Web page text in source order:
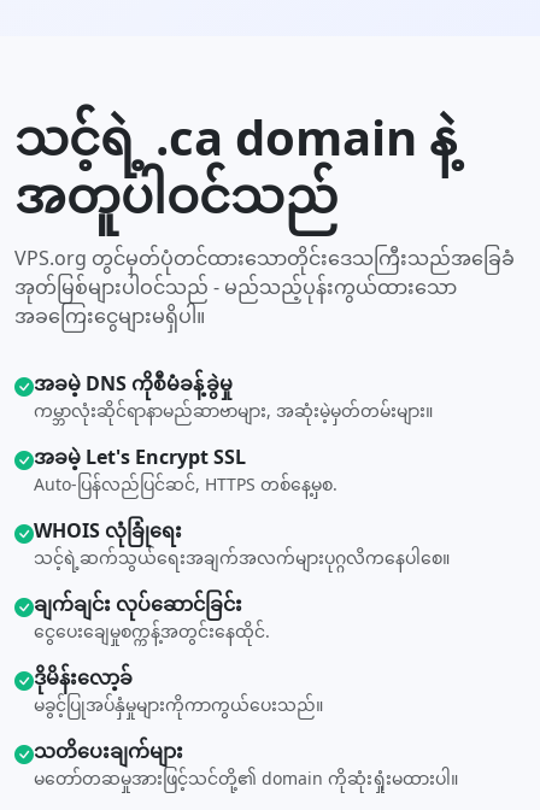
သင့်ရဲ့ .ca domain နဲ့
အတူပါဝင်သည်
VPS.org တွင်မှတ်ပုံတင်ထားသောတိုင်းဒေသကြီးသည်အခြေခံ
အုတ်မြစ်များပါဝင်သည် - မည်သည့်ပုန်းကွယ်ထားသော
အခကြေးငွေများမရှိပါ။
အခမဲ့ DNS ကိုစီမံခန့်ခွဲမှု
ကမ္ဘာလုံးဆိုင်ရာနာမည်ဆာဗာများ, အဆုံးမဲ့မှတ်တမ်းများ။
အခမဲ့ Let's Encrypt SSL
Auto-ပြန်လည်ပြင်ဆင်, HTTPS တစ်နေ့မှစ.
WHOIS လုံခြုံရေး
သင့်ရဲ့ဆက်သွယ်ရေးအချက်အလက်များပုဂ္ဂလိကနေပါစေ။
ချက်ချင်း လုပ်ဆောင်ခြင်း
ငွေပေးချေမှုစက္ကန့်အတွင်းနေထိုင်.
ဒိုမိန်းလော့ခ်
မခွင့်ပြုအပ်နှံမှုများကိုကာကွယ်ပေးသည်။
သတိပေးချက်များ
မတော်တဆမှုအားဖြင့်သင်တို့၏ domain ကိုဆုံးရှုံးမထားပါ။